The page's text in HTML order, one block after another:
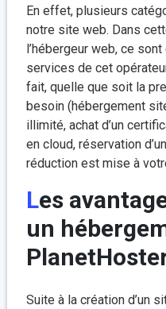
En effet, plusieurs
notre site web. Dans
l’hébergeur web, ce
services de cet
fait, quelle que soit la
besoin (hébergement
illimité, achat d’un
en cloud, réservation
réduction est mise à
Les avantages d’opter pour
un
Suite à la création d’un